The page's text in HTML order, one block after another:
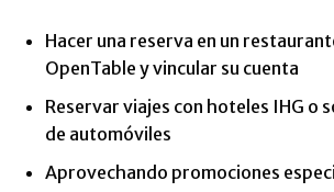
Hacer una reserva en un
OpenTable y vincular su cuenta
Reservar viajes con hoteles IHG o
de automóviles
Aprovechando promociones